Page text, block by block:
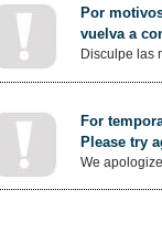
Por
vuelva a
Disculpe las
For
Please try
We